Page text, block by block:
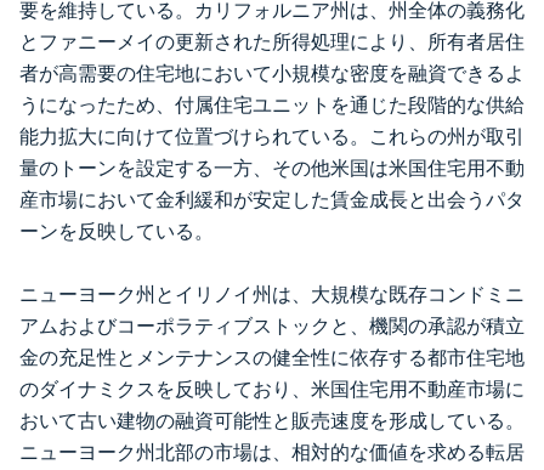
要を維持している。カリフォルニア州は、州全体の義務化
とファニーメイの更新された所得処理により、所有者居住
者が高需要の住宅地において小規模な密度を融資できるよ
うになったため、付属住宅ユニットを通じた段階的な供給
能力拡大に向けて位置づけられている。これらの州が取引
量のトーンを設定する一方、その他米国は米国住宅用不動
産市場において金利緩和が安定した賃金成長と出会うパタ
ーンを反映している。
ニューヨーク州とイリノイ州は、大規模な既存コンドミニ
アムおよびコーポラティブストックと、機関の承認が積立
金の充足性とメンテナンスの健全性に依存する都市住宅地
のダイナミクスを反映しており、米国住宅用不動産市場に
おいて古い建物の融資可能性と販売速度を形成している。
ニューヨーク州北部の市場は、相対的な価値を求める転居